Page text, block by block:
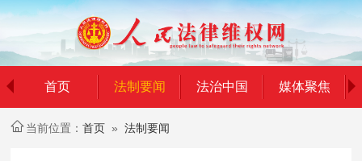
首页 法制要闻 法治中国 媒体聚焦
prev
当前位置：首页 »法制要闻